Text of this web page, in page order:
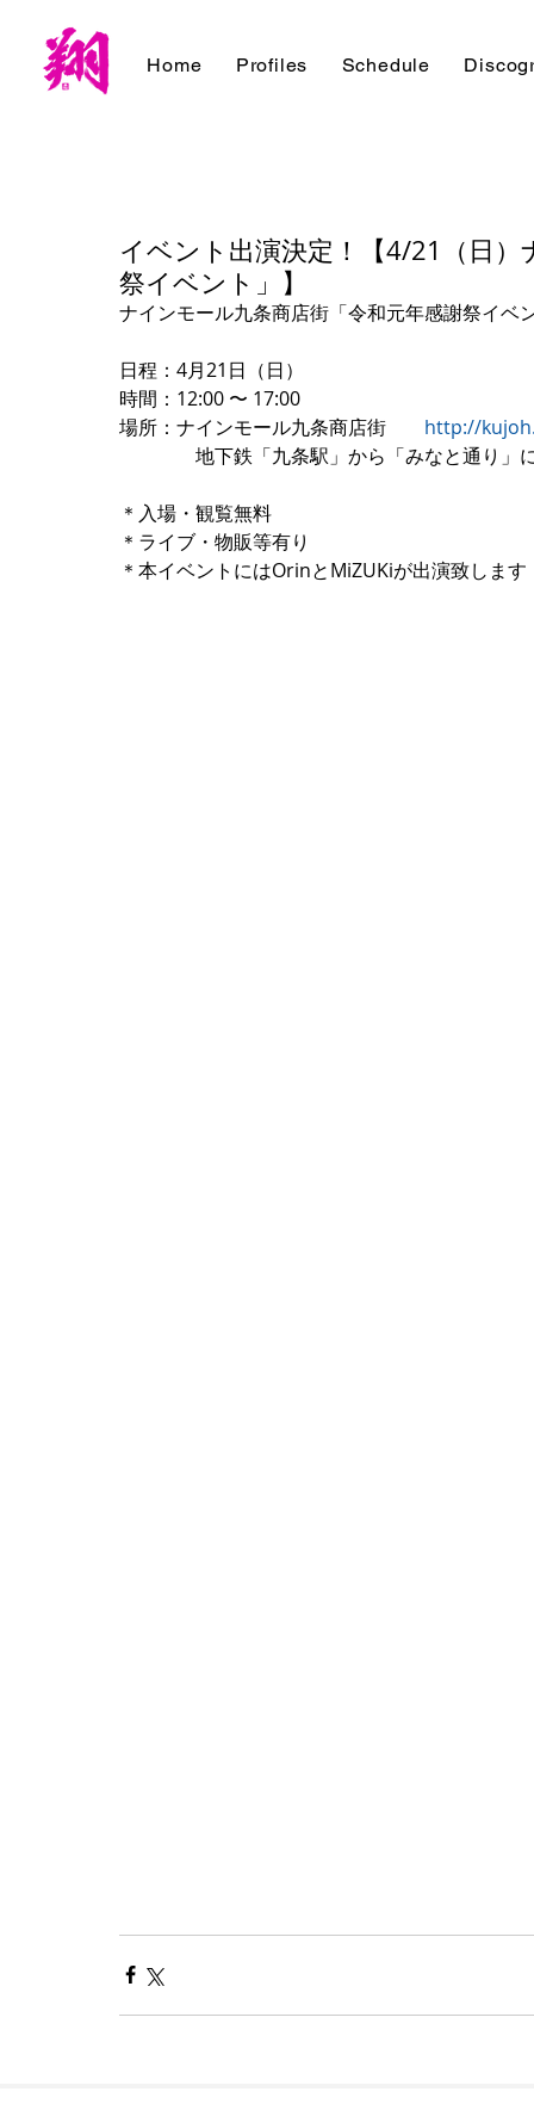
Home Profiles Schedule
イベント出演決定！【4/21（日
祭イベント」】
ナインモール九条商店街「令和元年感謝祭イベ
日程：4月21日（日）
時間：12:00 〜 17:00
場所：ナインモール九条商店街 http://
地下鉄「九条駅」から「みなと通り」に
＊入場・観覧無料
＊ライブ・物販等有り
＊本イベントにはOrinとMiZUKiが出演致します